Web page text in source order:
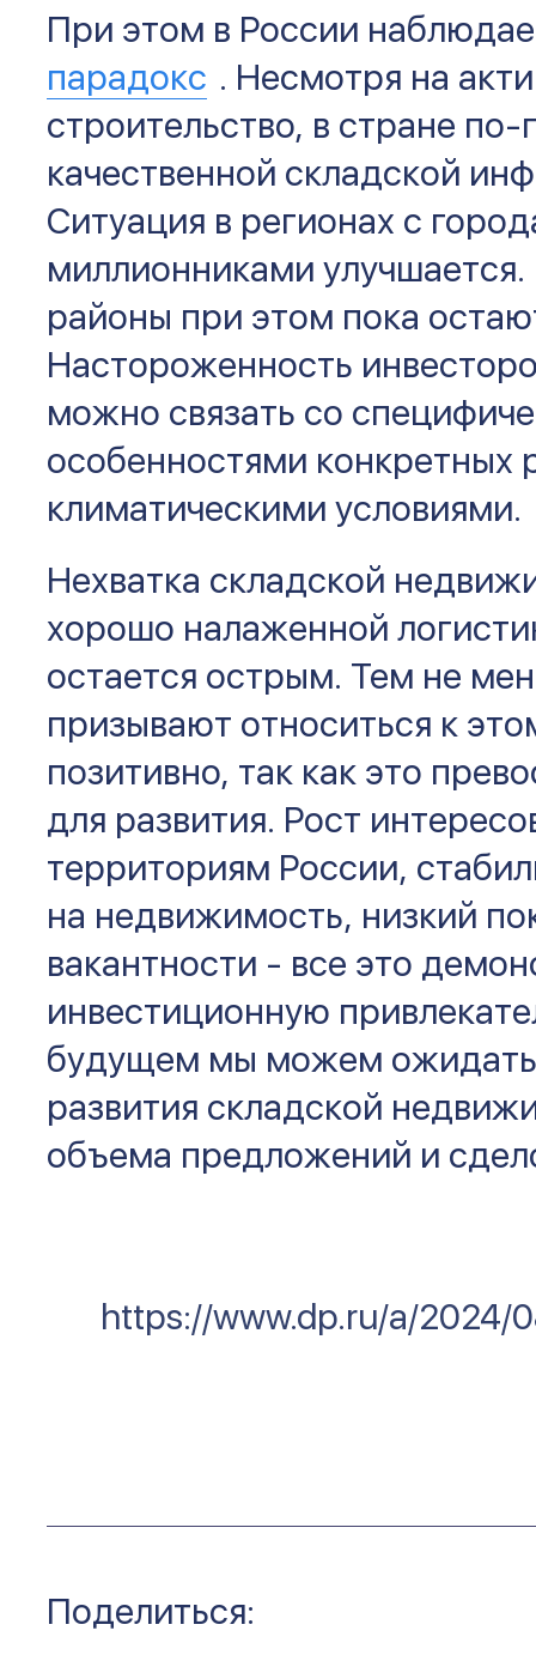
При этом в России
парадокс . Несмотря на
строительство, в стране
качественной складской
Ситуация в регионах с
миллионниками
районы при этом пока
Настороженность
можно связать со
особенностями конкретных
климатическими условиями.
Нехватка складской
хорошо налаженной
остается острым. Тем не
призывают относиться к
позитивно, так как это
для развития. Рост
территориям России,
на недвижимость, низкий
вакантности - все это
инвестиционную
будущем мы можем ожидать
развития складской
объема предложений и
https://www.dp.ru/a/
Поделиться: